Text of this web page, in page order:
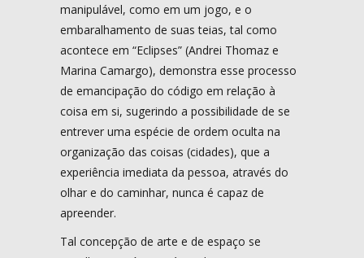
manipulável, como em um jogo, e o
embaralhamento de suas teias, tal como
acontece em “Eclipses” (Andrei Thomaz e
Marina Camargo), demonstra esse processo
de emancipação do código em relação à
coisa em si, sugerindo a possibilidade de se
entrever uma espécie de ordem oculta na
organização das coisas (cidades), que a
experiência imediata da pessoa, através do
olhar e do caminhar, nunca é capaz de
apreender.
Tal concepção de arte e de espaço se